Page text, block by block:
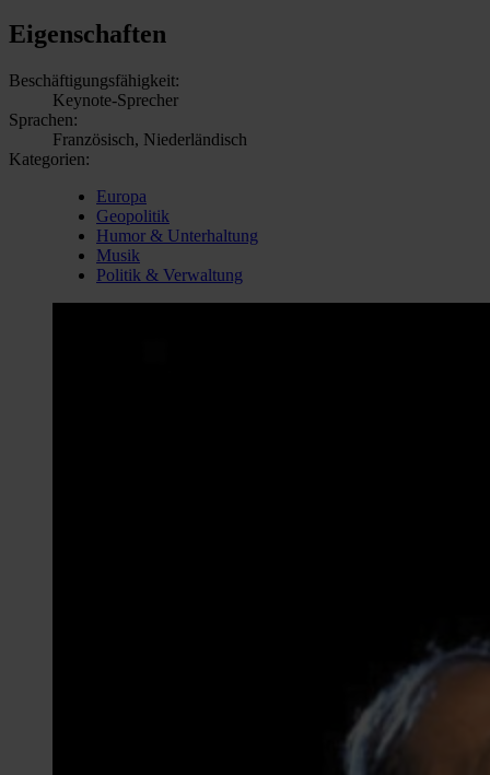
Eigenschaften
Beschäftigungsfähigkeit:
Keynote-Sprecher
Sprachen:
Französisch, Niederländisch
Kategorien:
Europa
Geopolitik
Humor & Unterhaltung
Musik
Politik & Verwaltung